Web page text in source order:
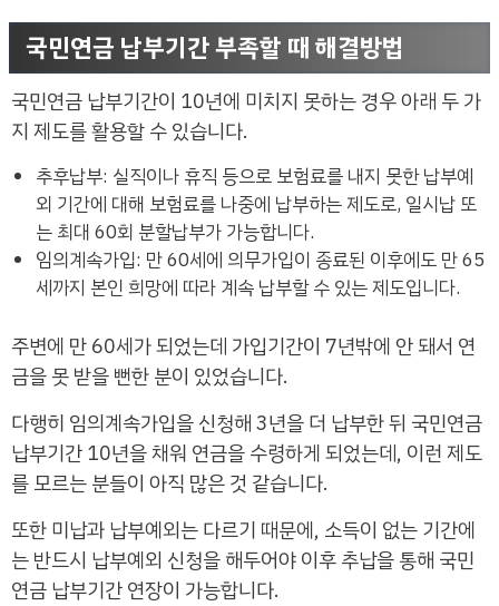
국민연금 납부기간 부족할 때 해결방법
국민연금 납부기간이 10년에 미치지 못하는 경우 아래 두 가
지 제도를 활용할 수 있습니다.
추후납부: 실직이나 휴직 등으로 보험료를 내지 못한 납부예
외 기간에 대해 보험료를 나중에 납부하는 제도로, 일시납 또
는 최대 60회 분할납부가 가능합니다.
임의계속가입: 만 60세에 의무가입이 종료된 이후에도 만 65
세까지 본인 희망에 따라 계속 납부할 수 있는 제도입니다.
주변에 만 60세가 되었는데 가입기간이 7년밖에 안 돼서 연
금을 못 받을 뻔한 분이 있었습니다.
다행히 임의계속가입을 신청해 3년을 더 납부한 뒤 국민연금
납부기간 10년을 채워 연금을 수령하게 되었는데, 이런 제도
를 모르는 분들이 아직 많은 것 같습니다.
또한 미납과 납부예외는 다르기 때문에, 소득이 없는 기간에
는 반드시 납부예외 신청을 해두어야 이후 추납을 통해 국민
연금 납부기간 연장이 가능합니다.